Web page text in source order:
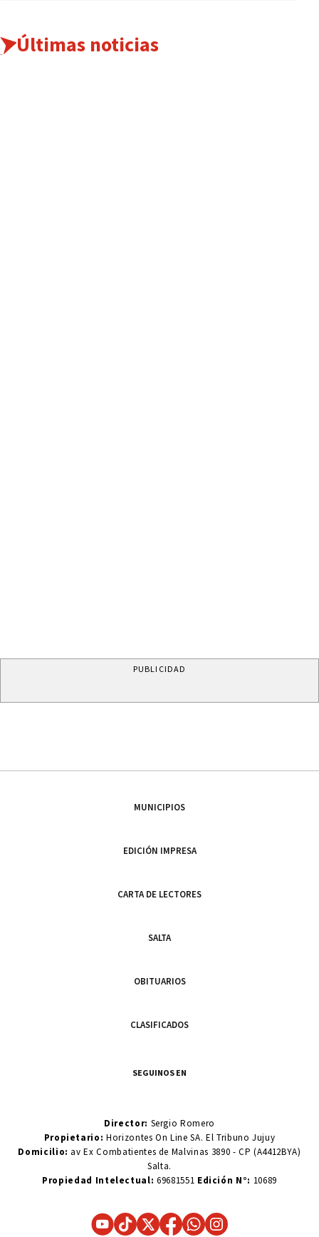
Últimas noticias
PUBLICIDAD
MUNICIPIOS
EDICIÓN IMPRESA
CARTA DE LECTORES
SALTA
OBITUARIOS
CLASIFICADOS
SEGUINOS EN
Director: Sergio Romero
Propietario:Horizontes On Line SA. El Tribuno Jujuy
Domicilio: av Ex Combatientes de Malvinas 3890 - CP (A4412BYA)
Salta.
Propiedad Intelectual: 69681551 Edición N°: 10689